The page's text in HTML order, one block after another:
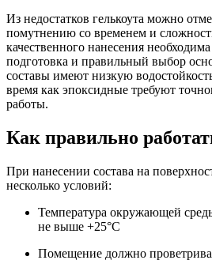
Из недостатков гелькоута можно
помутнению со временем и
качественного нанесения
подготовка и правильный выбор
составы имеют низкую
время как эпоксидные требуют
работы.
Как правильно
При нанесении состава на
несколько условий:
Температура окружающей
не выше +25°С
Помещение должно